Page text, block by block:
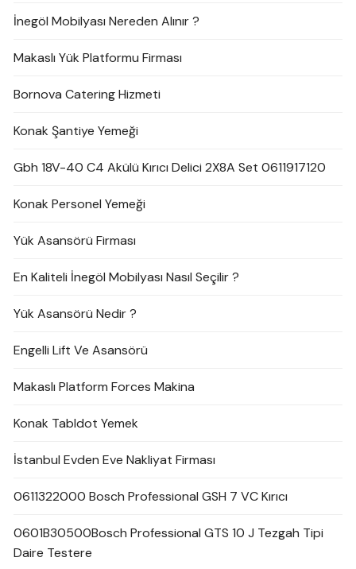
İnegöl Mobilyası Nereden Alınır ?
Makaslı Yük Platformu Firması
Bornova Catering Hizmeti
Konak Şantiye Yemeği
Gbh 18V-40 C4 Akülü Kırıcı Delici 2X8A Set 0611917120
Konak Personel Yemeği
Yük Asansörü Firması
En Kaliteli İnegöl Mobilyası Nasıl Seçilir ?
Yük Asansörü Nedir ?
Engelli Lift Ve Asansörü
Makaslı Platform Forces Makina
Konak Tabldot Yemek
İstanbul Evden Eve Nakliyat Firması
0611322000 Bosch Professional GSH 7 VC Kırıcı
0601B30500Bosch Professional GTS 10 J Tezgah Tipi
Daire Testere